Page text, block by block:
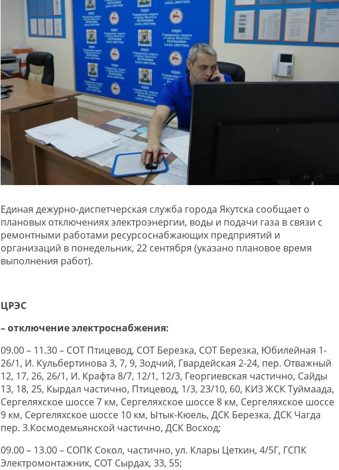
Единая дежурно-диспетчерская служба города Якутска сообщает о
плановых отключениях электроэнергии, воды и подачи газа в связи с
ремонтными работами ресурсоснабжающих предприятий и
организаций в понедельник, 22 сентября (указано плановое время
выполнения работ).
ЦРЭС
– отключение электроснабжения:
09.00 – 11.30 – СОТ Птицевод, СОТ Березка, СОТ Березка, Юбилейная 1-
26/1, И. Кульбертинова 3, 7, 9, Зодчий, Гвардейская 2-24, пер. Отважный
12, 17, 26, 26/1, И. Крафта 8/7, 12/1, 12/3, Георгиевская частично, Сайды
13, 18, 25, Кырдал частично, Птицевод, 1/3, 23/10, 60, КИЗ ЖСК Туймаада,
Сергеляхское шоссе 7 км, Сергеляхское шоссе 8 км, Сергеляхское шоссе
9 км, Сергеляхское шоссе 10 км, Ытык-Кюель, ДСК Березка, ДСК Чагда
пер. З.Космодемьянской частично, ДСК Восход;
09.00 – 13.00 – СОПК Сокол, частично, ул. Клары Цеткин, 4/5Г, ГСПК
Электромонтажник, СОТ Сырдах, 33, 55;